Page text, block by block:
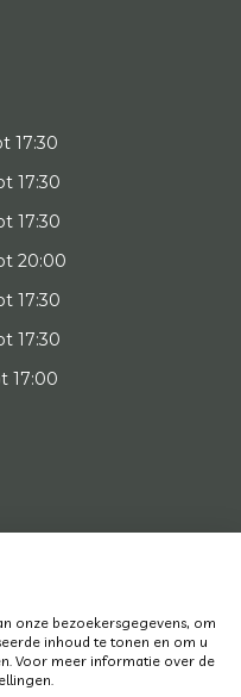
17:30
17:30
17:30
20:00
17:30
17:30
17:00
onze bezoekersgegevens, om
inhoud te tonen en om u
Voor meer informatie over de